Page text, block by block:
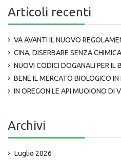
Articoli recenti
VA AVANTI IL NUOVO
CINA, DISERBARE SENZA
NUOVI CODICI DOGANALI PER IL
BENE IL MERCATO BIOLOGICO IN
IN OREGON LE API MUOIONO DI
Archivi
Luglio 2026